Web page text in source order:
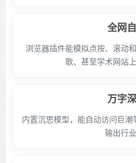
全网
浏览器插件能模拟点按、滚动
歌、甚至学术网站
万字
内置沉思模型，能自动访问巨潮
输出行